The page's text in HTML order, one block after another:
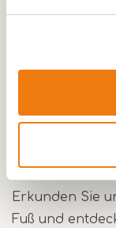
haben oder die
erhältlich.
überdachten
nachts
Eine
und
Erkunden Sie
Fuß und